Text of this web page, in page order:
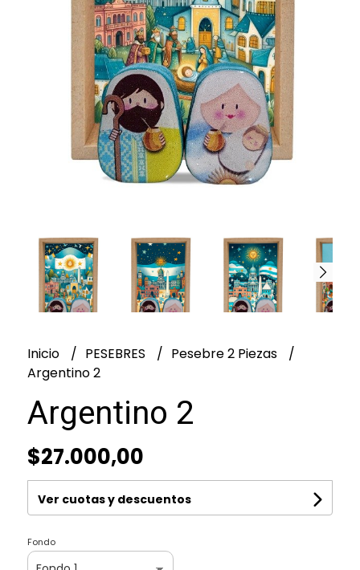
Inicio PESEBRES
Pesebre 2 Piezas
Argentino 2
Argentino 2
$27.000,00
Ver cuotas y descuentos
Fondo